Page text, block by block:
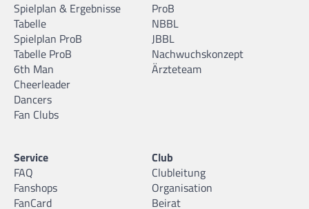
Spielplan & Ergebnisse
Tabelle
Spielplan ProB
Tabelle ProB
6th Man
Cheerleader
Dancers
Fan Clubs
ProB
NBBL
JBBL
Nachwuchskonzept
Ärzteteam
Service
FAQ
Fanshops
FanCard
Club
Clubleitung
Organisation
Beirat